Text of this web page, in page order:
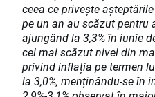
ceea ce privește
pe un an au scăzut pentru
ajungând la 3,3% în iunie
cel mai scăzut nivel din
privind inflația pe termen
la 3,0%, menținându-se în